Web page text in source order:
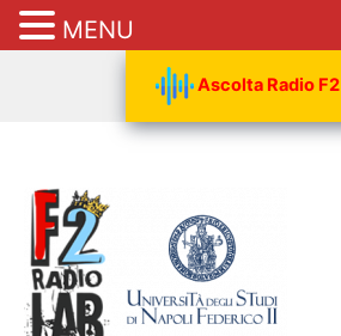
Ascolta Radio F2
MENU